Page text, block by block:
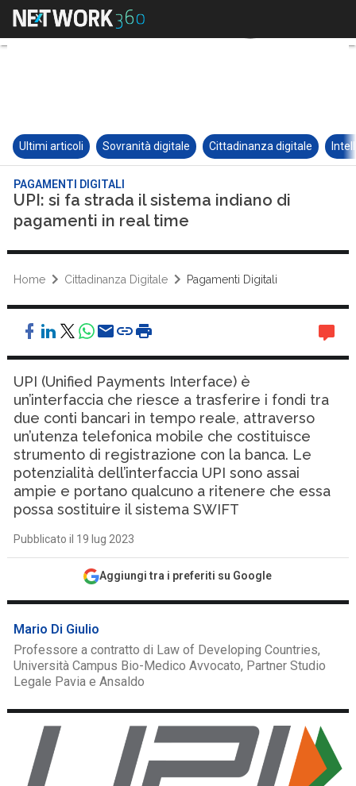
Ultimi articoli Sovranità digitale Cittadinanza digitale
PAGAMENTI DIGITALI
UPI: si fa strada il sistema indiano di
pagamenti in real time
Home Cittadinanza Digitale Pagamenti Digitali
UPI (Unified Payments Interface) è
un’interfaccia che riesce a trasferire i fondi tra
due conti bancari in tempo reale, attraverso
un’utenza telefonica mobile che costituisce
strumento di registrazione con la banca. Le
potenzialità dell’interfaccia UPI sono assai
ampie e portano qualcuno a ritenere che essa
possa sostituire il sistema SWIFT
Pubblicato il 19 lug 2023
Aggiungi tra i preferiti su Google
Mario Di Giulio
Professore a contratto di Law of Developing Countries,
Università Campus Bio-Medico Avvocato, Partner Studio
Legale Pavia e Ansaldo